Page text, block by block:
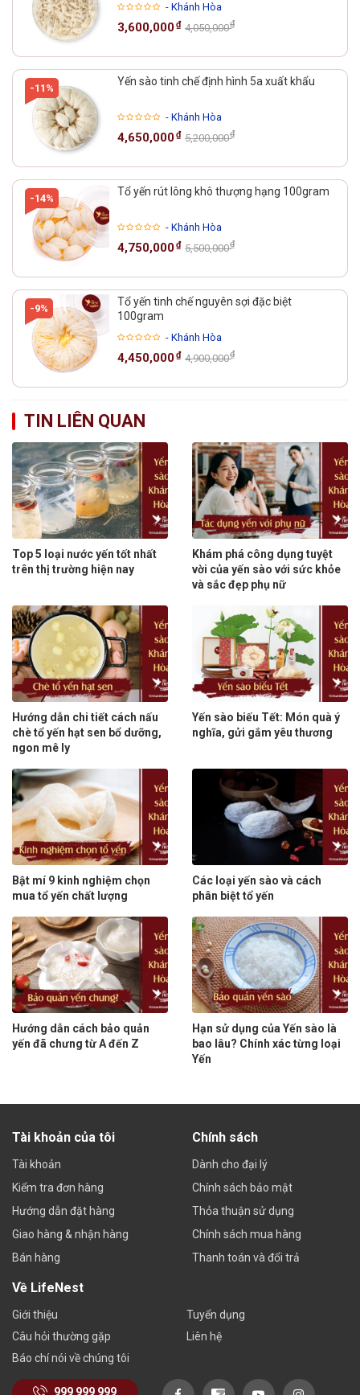
- Khánh Hòa
3,600,000₫ 4,050,000₫
-11%
Yến sào tinh chế định hình 5a xuất khẩu
- Khánh Hòa
4,650,000₫ 5,200,000₫
-14%
Tổ yến rút lông khô thượng hạng 100gram
- Khánh Hòa
4,750,000₫ 5,500,000₫
-9%
Tổ yến tinh chế nguyên sợi đặc biệt
100gram
- Khánh Hòa
4,450,000₫ 4,900,000₫
TIN LIÊN QUAN
Top 5 loại nước yến tốt nhất
trên thị trường hiện nay
Khám phá công dụng tuyệt
vời của yến sào với sức khỏe
và sắc đẹp phụ nữ
Hướng dẫn chi tiết cách nấu
chè tổ yến hạt sen bổ dưỡng,
ngon mê ly
Yến sào biếu Tết: Món quà ý
nghĩa, gửi gắm yêu thương
Bật mí 9 kinh nghiệm chọn
mua tổ yến chất lượng
Các loại yến sào và cách
phân biệt tổ yến
Hướng dẫn cách bảo quản
yến đã chưng từ A đến Z
Hạn sử dụng của Yến sào là
bao lâu? Chính xác từng loại
Yến
Tài khoản của tôi
Tài khoản
Kiểm tra đơn hàng
Hướng dẫn đặt hàng
Giao hàng & nhận hàng
Bán hàng
Chính sách
Dành cho đại lý
Chính sách bảo mật
Thỏa thuận sử dụng
Chính sách mua hàng
Thanh toán và đổi trả
Về LifeNest
Giới thiệu
Câu hỏi thường gặp
Báo chí nói về chúng tôi
Tuyển dụng
Liên hệ
999 999 999